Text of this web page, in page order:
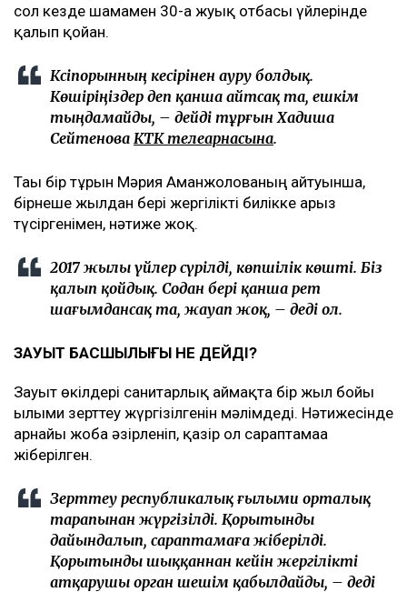
сол кезде шамамен 30-ға жуық отбасы үйлерінде
қалып қойған.
Кәсіпорынның кесірінен ауру болдық.
Көшіріңіздер деп қанша айтсақ та, ешкім
тыңдамайды, – дейді тұрғын Хадиша
Сейтенова КТК телеарнасына.
Тағы бір тұрғын Мәрия Аманжолованың айтуынша,
бірнеше жылдан бері жергілікті билікке арыз
түсіргенімен, нәтиже жоқ.
2017 жылы үйлер сүрілді, көпшілік көшті. Біз
қалып қойдық. Содан бері қанша рет
шағымдансақ та, жауап жоқ, – деді ол.
ЗАУЫТ БАСШЫЛЫҒЫ НЕ ДЕЙДІ?
Зауыт өкілдері санитарлық аймақта бір жыл бойы
ғылыми зерттеу жүргізілгенін мәлімдеді. Нәтижесінде
арнайы жоба әзірленіп, қазір ол сараптамаға
жіберілген.
Зерттеу республикалық ғылыми орталық
тарапынан жүргізілді. Қорытынды
дайындалып, сараптамаға жіберілді.
Қорытынды шыққаннан кейін жергілікті
атқарушы орган шешім қабылдайды, – деді